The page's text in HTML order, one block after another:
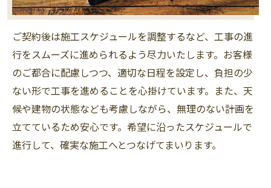
ご契約後は施工スケジュールを調整するなど、工事の進
行をスムーズに進められるよう尽力いたします。お客様
のご都合に配慮しつつ、適切な日程を設定し、負担の少
ない形で工事を進めることを心掛けています。また、天
候や建物の状態なども考慮しながら、無理のない計画を
立てているため安心です。希望に沿ったスケジュールで
進行して、確実な施工へとつなげてまいります。